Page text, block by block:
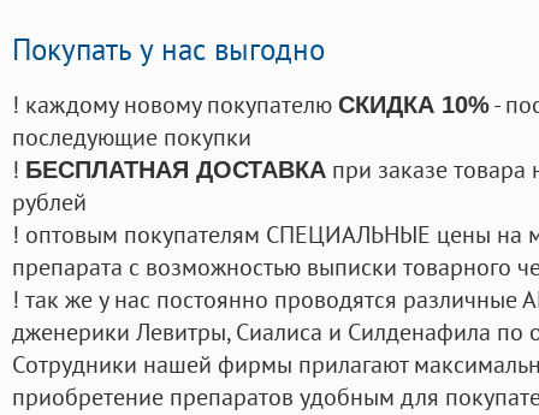
Покупать у нас выгодно
! каждому новому покупателю СКИДКА 10%-
последующие покупки
! БЕСПЛАТНАЯ ДОСТАВКА при заказе
рублей
! оптовым покупателям СПЕЦИАЛЬНЫЕ цены на
препарата с возможностью выписки товарного
! так же у нас постоянно проводятся
дженерики Левитры, Сиалиса и Силденафила по
Cотрудники нашей фирмы прилагают
приобретение препаратов удобным для